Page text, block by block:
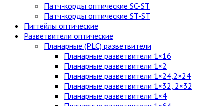
Патч-корды оптические SC-ST
Патч-корды оптические ST-ST
Пигтейлы оптические
Разветвители оптические
Планарные (PLC) разветвители
Планарные разветвители 1×16
Планарные разветвители 1×2
Планарные разветвители 1×24,2×24
Планарные разветвители 1×32, 2×32
Планарные разветвители 1×4